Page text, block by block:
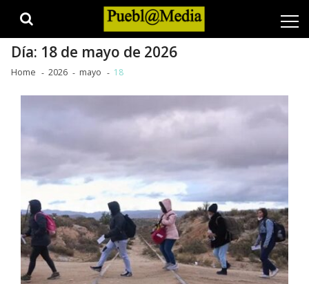
Día: 18 de mayo de 2026
Home 2026 mayo 18